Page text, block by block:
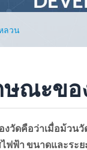
ลวน
ณะขอ
องวัดคือว่าเมื่อม้ว
ฟฟ้า ขนาดและร